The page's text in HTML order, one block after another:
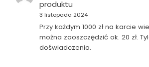
produktu
3 listopada 2024
Przy każdym 1000 zł na karcie
można zaoszczędzić ok. 20 zł.
doświadczenia.